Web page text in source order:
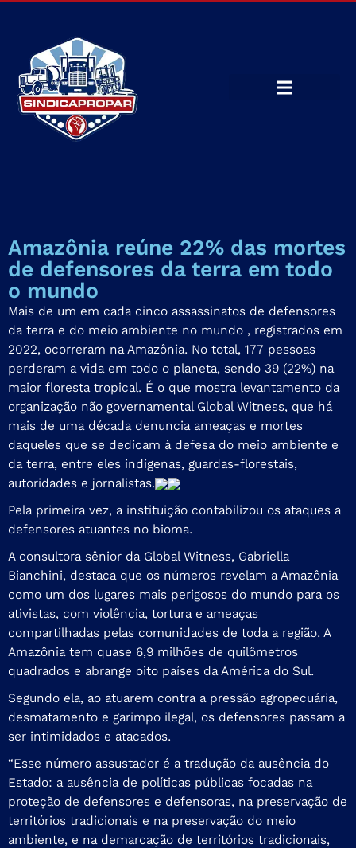
Amazônia reúne 22% das mortes
de defensores da terra em todo
o mundo
Mais de um em cada cinco assassinatos de defensores
da terra e do meio ambiente no mundo , registrados em
2022, ocorreram na Amazônia. No total, 177 pessoas
perderam a vida em todo o planeta, sendo 39 (22%) na
maior floresta tropical. É o que mostra levantamento da
organização não governamental Global Witness, que há
mais de uma década denuncia ameaças e mortes
daqueles que se dedicam à defesa do meio ambiente e
da terra, entre eles indígenas, guardas-florestais,
autoridades e jornalistas.
Pela primeira vez, a instituição contabilizou os ataques a
defensores atuantes no bioma.
A consultora sênior da Global Witness, Gabriella
Bianchini, destaca que os números revelam a Amazônia
como um dos lugares mais perigosos do mundo para os
ativistas, com violência, tortura e ameaças
compartilhadas pelas comunidades de toda a região. A
Amazônia tem quase 6,9 milhões de quilômetros
quadrados e abrange oito países da América do Sul.
Segundo ela, ao atuarem contra a pressão agropecuária,
desmatamento e garimpo ilegal, os defensores passam a
ser intimidados e atacados.
“Esse número assustador é a tradução da ausência do
Estado: a ausência de políticas públicas focadas na
proteção de defensores e defensoras, na preservação de
territórios tradicionais e na preservação do meio
ambiente, e na demarcação de territórios tradicionais,